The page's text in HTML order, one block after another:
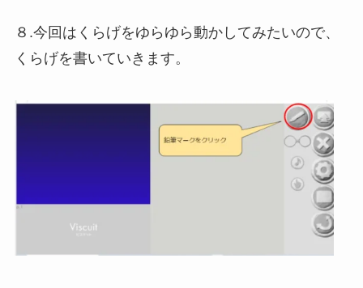
８.今回はくらげをゆらゆら動かしてみたいので、
くらげを書いていきます。